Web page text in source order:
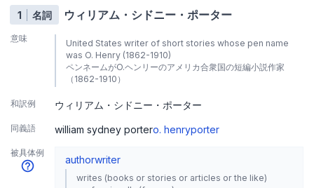
1 名詞 ウィリアム・シドニー・ポーター
意味
United States writer of short stories whose pen name
was O. Henry (1862-1910)
ペンネームがO.ヘンリーのアメリカ合衆国の短編小説作家
（1862-1910）
和訳例 ウィリアム・シドニー・ポーター
同義語 william sydney portero. henryporter
被具体例
authorwriter
writes (books or stories or articles or the like)